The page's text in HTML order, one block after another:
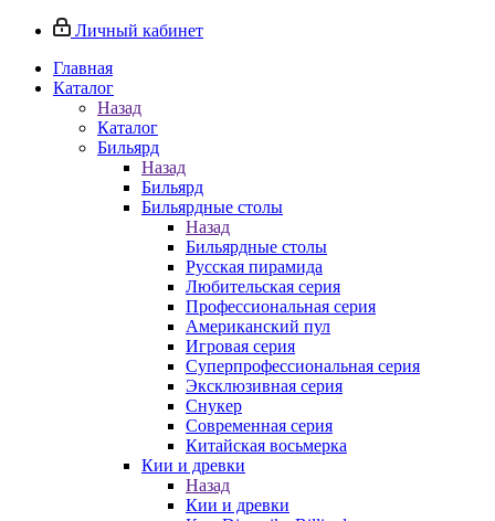
Личный кабинет
Главная
Каталог
Назад
Каталог
Бильярд
Назад
Бильярд
Бильярдные столы
Назад
Бильярдные столы
Русская пирамида
Любительская серия
Профессиональная серия
Американский пул
Игровая серия
Суперпрофессиональная серия
Эксклюзивная серия
Снукер
Современная серия
Китайская восьмерка
Кии и древки
Назад
Кии и древки